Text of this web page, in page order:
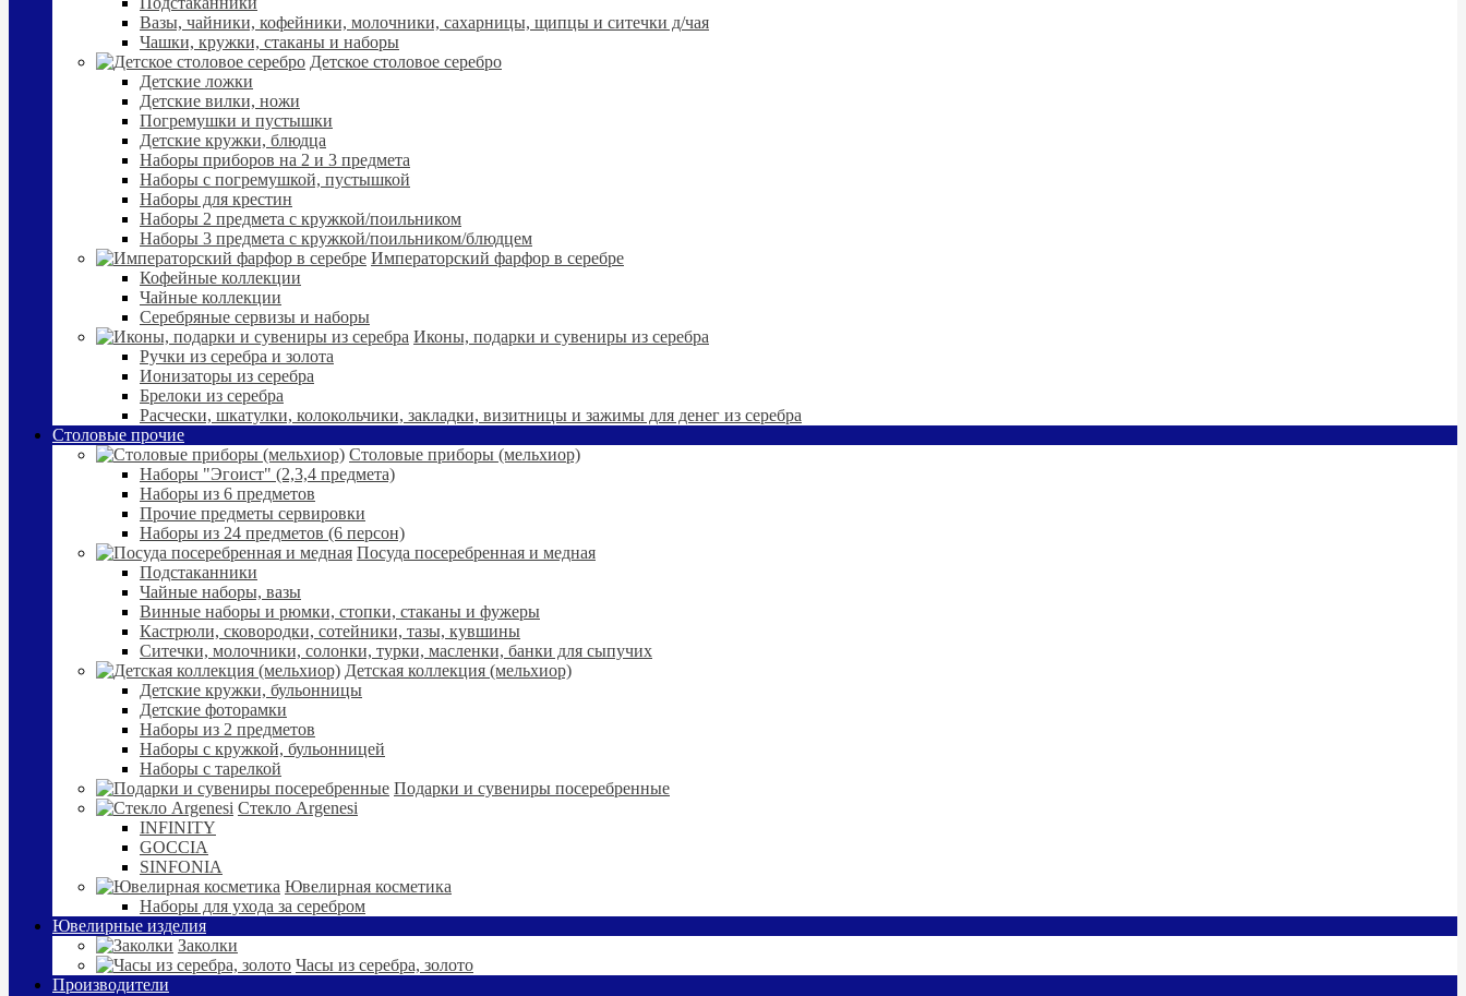
Вазы, чайники, кофейники, молочники, сахарницы, щипцы и ситечки д/чая
Чашки, кружки, стаканы и наборы
Детское столовое серебро
Детские ложки
Детские вилки, ножи
Погремушки и пустышки
Детские кружки, блюдца
Наборы приборов на 2 и 3 предмета
Наборы с погремушкой, пустышкой
Наборы для крестин
Наборы 2 предмета с кружкой/поильником
Наборы 3 предмета с кружкой/поильником/блюдцем
Императорский фарфор в серебре
Кофейные коллекции
Чайные коллекции
Серебряные сервизы и наборы
Иконы, подарки и сувениры из серебра
Ручки из серебра и золота
Ионизаторы из серебра
Брелоки из серебра
Расчески, шкатулки, колокольчики, закладки, визитницы и зажимы для денег из серебра
Столовые прочие
Столовые приборы (мельхиор)
Наборы "Эгоист" (2,3,4 предмета)
Наборы из 6 предметов
Прочие предметы сервировки
Наборы из 24 предметов (6 персон)
Посуда посеребренная и медная
Подстаканники
Чайные наборы, вазы
Винные наборы и рюмки, стопки, стаканы и фужеры
Кастрюли, сковородки, сотейники, тазы, кувшины
Ситечки, молочники, солонки, турки, масленки, банки для сыпучих
Детская коллекция (мельхиор)
Детские кружки, бульонницы
Детские фоторамки
Наборы из 2 предметов
Наборы с кружкой, бульонницей
Наборы с тарелкой
Подарки и сувениры посеребренные
Стекло Argenesi
INFINITY
GOCCIA
SINFONIA
Ювелирная косметика
Наборы для ухода за серебром
Ювелирные изделия
Заколки
Часы из серебра, золото
Производители